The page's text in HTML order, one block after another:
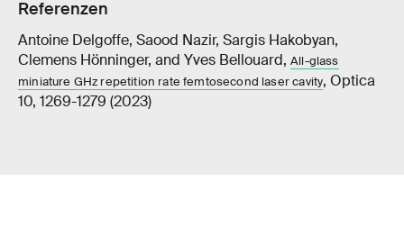
Referenzen
Antoine Delgoffe, Saood Nazir, Sargis Hakobyan,
Clemens Hönninger, and Yves Bellouard, All-glass
miniature GHz repetition rate femtosecond laser cavity, Optica
10, 1269-1279 (2023)